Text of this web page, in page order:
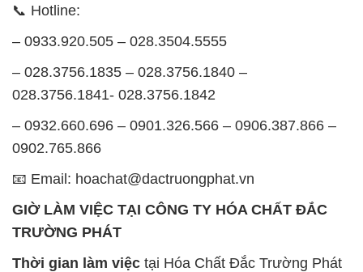
📞 Hotline:
– 0933.920.505 – 028.3504.5555
– 028.3756.1835 – 028.3756.1840 –
028.3756.1841- 028.3756.1842
– 0932.660.696 – 0901.326.566 – 0906.387.866 –
0902.765.866
📧 Email: hoachat@dactruongphat.vn
GIỜ LÀM VIỆC TẠI CÔNG TY HÓA CHẤT ĐẮC
TRƯỜNG PHÁT
Thời gian làm việc tại Hóa Chất Đắc Trường Phát